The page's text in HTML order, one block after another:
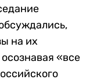
на их
«все